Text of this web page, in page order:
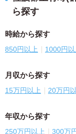
ら探す
時給から探す
850円以上 1000円以
月収から探す
15万円以上 20万円
年収から探す
250万円以上 300万